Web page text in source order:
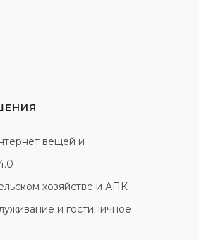
вещей и
хозяйстве и АПК
и гостиничное